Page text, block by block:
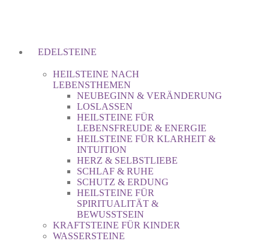
EDELSTEINE
HEILSTEINE NACH
LEBENSTHEMEN
NEUBEGINN & VERÄNDERUNG
LOSLASSEN
HEILSTEINE FÜR
LEBENSFREUDE & ENERGIE
HEILSTEINE FÜR KLARHEIT &
INTUITION
HERZ & SELBSTLIEBE
SCHLAF & RUHE
SCHUTZ & ERDUNG
HEILSTEINE FÜR
SPIRITUALITÄT &
BEWUSSTSEIN
KRAFTSTEINE FÜR KINDER
WASSERSTEINE